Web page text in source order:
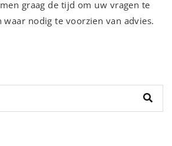
graag de tijd om uw vragen te
waar nodig te voorzien van advies.